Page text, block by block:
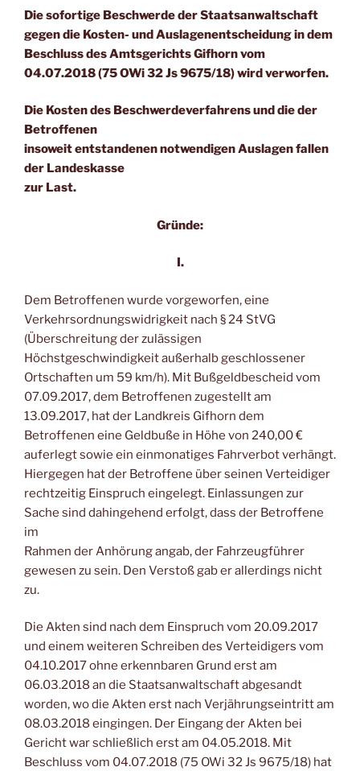
Die sofortige Beschwerde der Staatsanwaltschaft
gegen die Kosten- und Auslagenentscheidung in dem
Beschluss des Amtsgerichts Gifhorn vom
04.07.2018 (75 OWi 32 Js 9675/18) wird verworfen.
Die Kosten des Beschwerdeverfahrens und die der
Betroffenen
insoweit entstandenen notwendigen Auslagen fallen
der Landeskasse
zur Last.
Gründe:
I.
Dem Betroffenen wurde vorgeworfen, eine
Verkehrsordnungswidrigkeit nach § 24 StVG
(Überschreitung der zulässigen
Höchstgeschwindigkeit außerhalb geschlossener
Ortschaften um 59 km/h). Mit Bußgeldbescheid vom
07.09.2017, dem Betroffenen zugestellt am
13.09.2017, hat der Landkreis Gifhorn dem
Betroffenen eine Geldbuße in Höhe von 240,00 €
auferlegt sowie ein einmonatiges Fahrverbot verhängt.
Hiergegen hat der Betroffene über seinen Verteidiger
rechtzeitig Einspruch eingelegt. Einlassungen zur
Sache sind dahingehend erfolgt, dass der Betroffene
im
Rahmen der Anhörung angab, der Fahrzeugführer
gewesen zu sein. Den Verstoß gab er allerdings nicht
zu.
Die Akten sind nach dem Einspruch vom 20.09.2017
und einem weiteren Schreiben des Verteidigers vom
04.10.2017 ohne erkennbaren Grund erst am
06.03.2018 an die Staatsanwaltschaft abgesandt
worden, wo die Akten erst nach Verjährungseintritt am
08.03.2018 eingingen. Der Eingang der Akten bei
Gericht war schließlich erst am 04.05.2018. Mit
Beschluss vom 04.07.2018 (75 OWi 32 Js 9675/18) hat